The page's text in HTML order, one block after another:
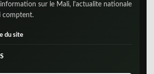
sur le Mali, l'actualite nationale
comptent.
du site